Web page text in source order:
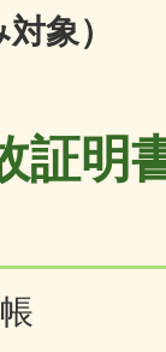
象）
証明